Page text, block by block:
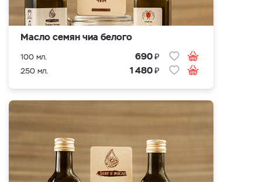
Масло семян чиа белого
100 мл. 690₽
250 мл. 1 480₽